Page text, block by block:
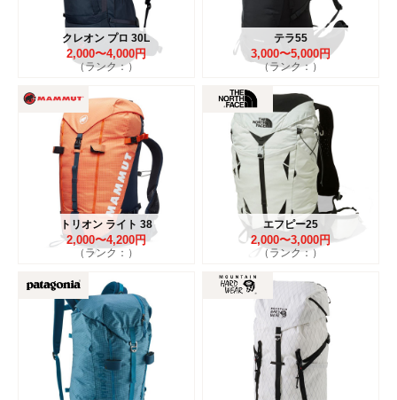
クレオン プロ 30L
2,000〜4,000円
（ランク：）
テラ55
3,000〜5,000円
（ランク：）
トリオン ライト 38
2,000〜4,200円
（ランク：）
エフピー25
2,000〜3,000円
（ランク：）